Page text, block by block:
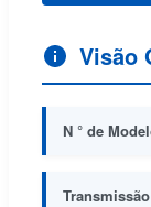
Visão
N ° de
Transmissão